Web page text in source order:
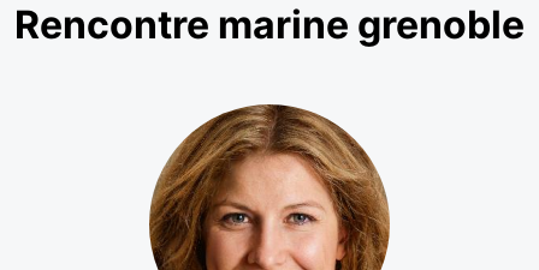
Rencontre marine grenoble